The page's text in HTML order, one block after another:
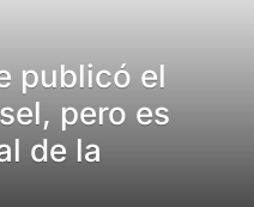
publicó el
pero es
de la